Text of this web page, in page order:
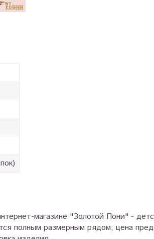
магазине "Золотой Пони" -
полным размерным рядом; цена